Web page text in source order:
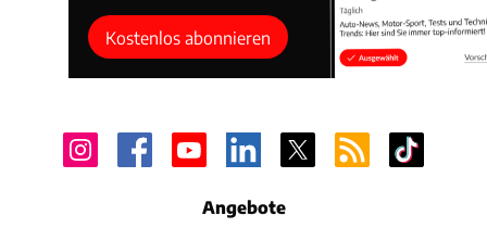
Kostenlos abonnieren
Angebote